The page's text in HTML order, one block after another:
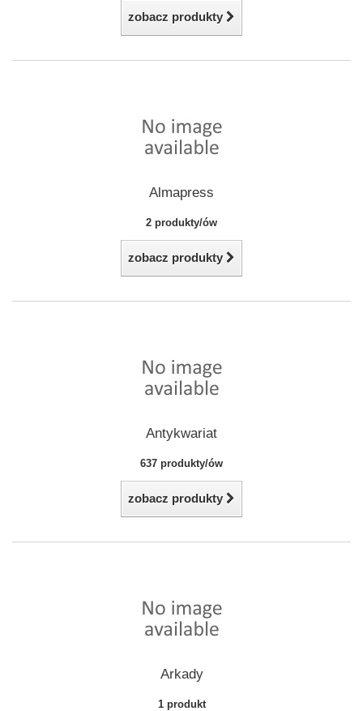
zobacz produkty
Almapress
2 produkty/ów
zobacz produkty
Antykwariat
637 produkty/ów
zobacz produkty
Arkady
1 produkt